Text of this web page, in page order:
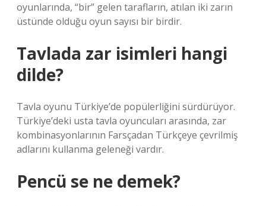
oyunlarında, “bir” gelen tarafların, atılan iki zarın
üstünde olduğu oyun sayısı bir birdir.
Tavlada zar isimleri hangi
dilde?
Tavla oyunu Türkiye’de popülerliğini sürdürüyor.
Türkiye’deki usta tavla oyuncuları arasında, zar
kombinasyonlarının Farsçadan Türkçeye çevrilmiş
adlarını kullanma geleneği vardır.
Pencü se ne demek?